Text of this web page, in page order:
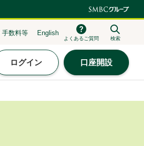
手数料等 English
よくあるご質問 検索
ログイン 口座開設